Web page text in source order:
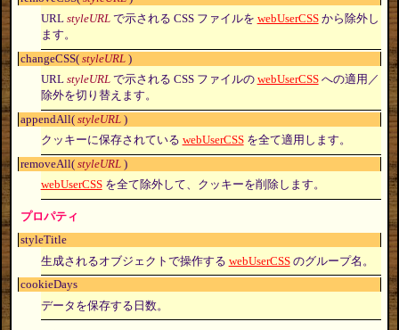
URL styleURLで示される CSS ファイルを webUserCSSから除外し
ます。
changeCSS(styleURL )
URL styleURLで示される CSS ファイルの webUserCSSへの適用／
除外を切り替えます。
appendAll(styleURL )
クッキーに保存されている webUserCSSを全て適用します。
removeAll(styleURL )
webUserCSSを全て除外して、クッキーを削除します。
プロパティ
styleTitle
生成されるオブジェクトで操作する webUserCSSのグループ名。
cookieDays
データを保存する日数。